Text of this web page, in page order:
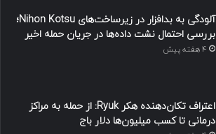
آلودگی به بدافزار در زیرساخت‌های Nihon Kotsu؛
بررسی احتمال نشت داده‌ها در جریان حمله اخیر
4 هفته پیش
اعتراف تکان‌دهنده هکر Ryuk: از حمله به مراکز
درمانی تا کسب میلیون‌ها دلار باج